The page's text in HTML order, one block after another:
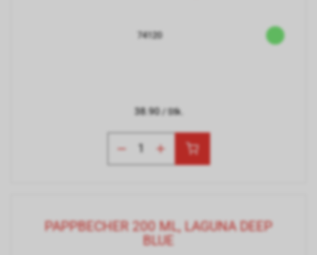
74120
38.90/ Stk.
PAPPBECHER 200 ML, LAGUNA DEEP
BLUE